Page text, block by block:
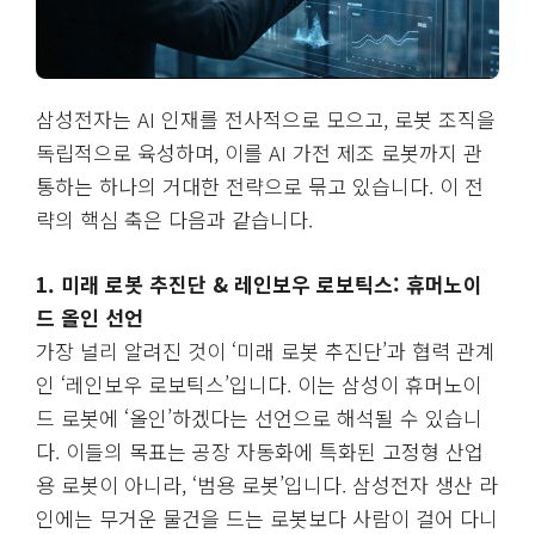
삼성전자는 AI 인재를 전사적으로 모으고, 로봇 조직을
독립적으로 육성하며, 이를 AI 가전 제조 로봇까지 관
통하는 하나의 거대한 전략으로 묶고 있습니다. 이 전
략의 핵심 축은 다음과 같습니다.
1. 미래 로봇 추진단 & 레인보우 로보틱스: 휴머노이
드 올인 선언
가장 널리 알려진 것이 ‘미래 로봇 추진단’과 협력 관계
인 ‘레인보우 로보틱스’입니다. 이는 삼성이 휴머노이
드 로봇에 ‘올인’하겠다는 선언으로 해석될 수 있습니
다. 이들의 목표는 공장 자동화에 특화된 고정형 산업
용 로봇이 아니라, ‘범용 로봇’입니다. 삼성전자 생산 라
인에는 무거운 물건을 드는 로봇보다 사람이 걸어 다니